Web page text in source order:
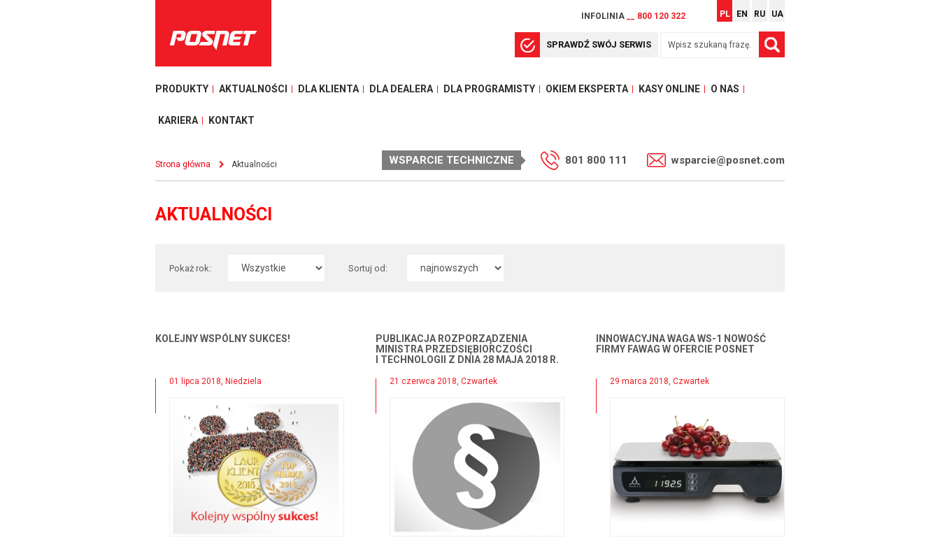
INFOLINIA __ 800 120 322 PL EN RU UA
SPRAWDŹ SWÓJ SERWIS
PRODUKTY AKTUALNOŚCI DLA KLIENTA DLA DEALERA DLA PROGRAMISTY OKIEM EKSPERTA KASY ONLINE O NAS
KARIERA KONTAKT
Strona główna Aktualności WSPARCIE TECHNICZNE 801 800 111 wsparcie@posnet.com
AKTUALNOŚCI
Pokaż rok: Sortuj od:
KOLEJNY WSPÓLNY SUKCES!
01 lipca 2018, Niedziela
PUBLIKACJA ROZPORZĄDZENIA
MINISTRA PRZEDSIĘBIORCZOŚCI
I TECHNOLOGII Z DNIA 28 MAJA 2018 R.
21 czerwca 2018, Czwartek
INNOWACYJNA WAGA WS-1 NOWOŚĆ
FIRMY FAWAG W OFERCIE POSNET
29 marca 2018, Czwartek